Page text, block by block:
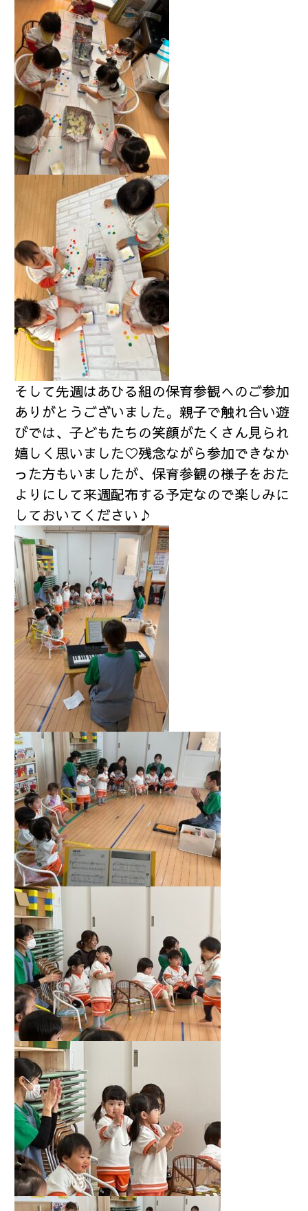
そして先週はあひる組の保育参観へのご参加
ありがとうございました。親子で触れ合い遊
びでは、子どもたちの笑顔がたくさん見られ
嬉しく思いました♡残念ながら参加できなか
った方もいましたが、保育参観の様子をおた
よりにして来週配布する予定なので楽しみに
しておいてください♪